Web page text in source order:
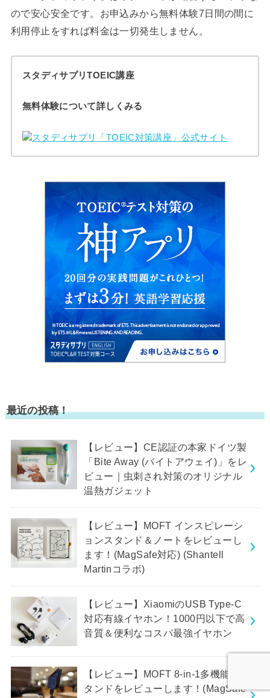
ので安心安全です。お申込みから無料体験7日間の間に
利用停止をすれば料金は一切発生しません。
スタディサプリTOEIC講座
無料体験について詳しくみる
スタディサプリ「TOEIC対策講座」公式サイト
最近の投稿！
【レビュー】CE認証の本家ドイツ製
「Bite Away (バイトアウェイ)」をレ
ビュー｜虫刺され対策のオリジナル
温熱ガジェット
【レビュー】MOFT インスピレーシ
ョンスタンド＆ノートをレビューし
ます！(MagSafe対応) (Shantell
Martinコラボ)
【レビュー】XiaomiのUSB Type-C
対応有線イヤホン！1000円以下で高
音質＆便利なコスパ最強イヤホン
【レビュー】MOFT 8-in-1多機能ス
タンドをレビューします！(MagSafe